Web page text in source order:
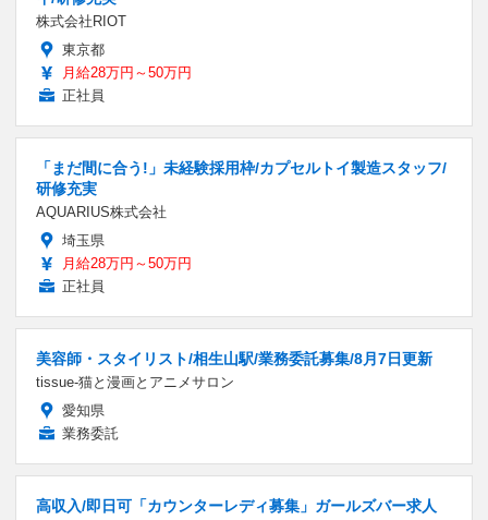
株式会社RIOT
東京都
月給28万円～50万円
正社員
「まだ間に合う!」未経験採用枠/カプセルトイ製造スタッフ/
研修充実
AQUARIUS株式会社
埼玉県
月給28万円～50万円
正社員
美容師・スタイリスト/相生山駅/業務委託募集/8月7日更新
tissue-猫と漫画とアニメサロン
愛知県
業務委託
高収入/即日可「カウンターレディ募集」ガールズバー求人